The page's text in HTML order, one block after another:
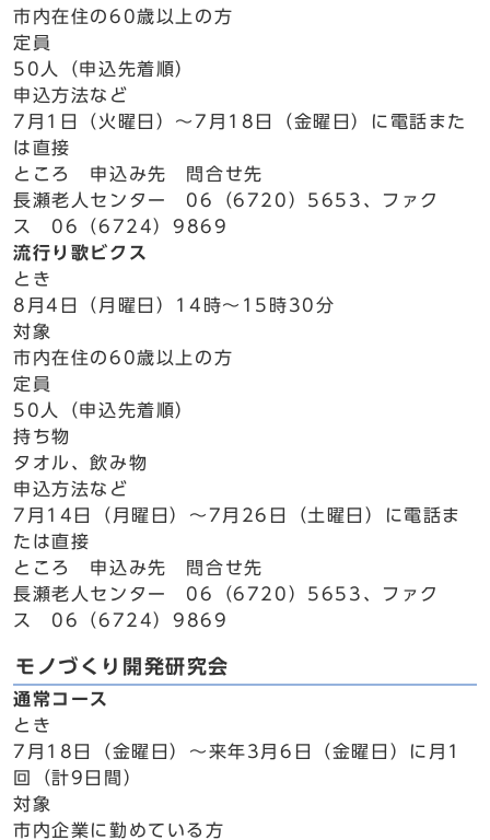
市内在住の60歳以上の方
定員
50人（申込先着順）
申込方法など
7月1日（火曜日）～7月18日（金曜日）に電話また
は直接
ところ 申込み先 問合せ先
長瀬老人センター 06（6720）5653、ファク
ス 06（6724）9869
流行り歌ビクス
とき
8月4日（月曜日）14時～15時30分
対象
市内在住の60歳以上の方
定員
50人（申込先着順）
持ち物
タオル、飲み物
申込方法など
7月14日（月曜日）～7月26日（土曜日）に電話ま
たは直接
ところ 申込み先 問合せ先
長瀬老人センター 06（6720）5653、ファク
ス 06（6724）9869
モノづくり開発研究会
通常コース
とき
7月18日（金曜日）～来年3月6日（金曜日）に月1
回（計9日間）
対象
市内企業に勤めている方